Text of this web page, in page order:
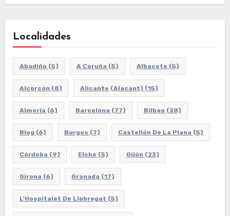
Localidades
Abadiño (5) A Coruña (5) Albacete (5)
Alcorcón (8) Alicante (Alacant) (15)
Almería (6) Barcelona (77) Bilbao (28)
Blog (6) Burgos (7) Castellón De La Plana (5)
Córdoba (9) Elche (5) Gijón (23)
Girona (6) Granada (17)
L'Hospitalet De Llobregat (5)